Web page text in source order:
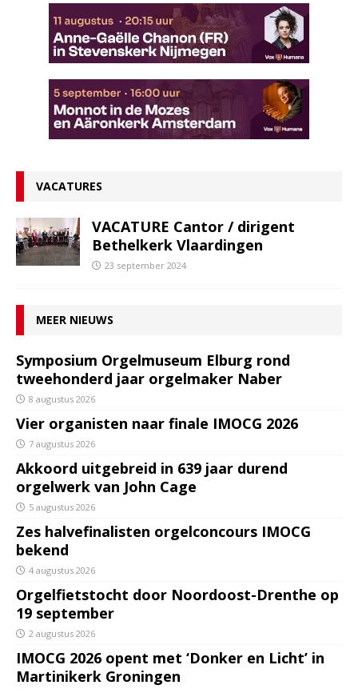
VACATURES
VACATURE Cantor / dirigent
Bethelkerk Vlaardingen
23 september 2024
MEER NIEUWS
Symposium Orgelmuseum Elburg rond
tweehonderd jaar orgelmaker Naber
8 augustus 2026
Vier organisten naar finale IMOCG 2026
7 augustus 2026
Akkoord uitgebreid in 639 jaar durend
orgelwerk van John Cage
5 augustus 2026
Zes halvefinalisten orgelconcours IMOCG
bekend
4 augustus 2026
Orgelfietstocht door Noordoost-Drenthe op
19 september
2 augustus 2026
IMOCG 2026 opent met ‘Donker en Licht’ in
Martinikerk Groningen